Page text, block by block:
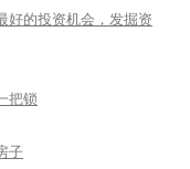
好的投资机会，发掘资
把锁
子